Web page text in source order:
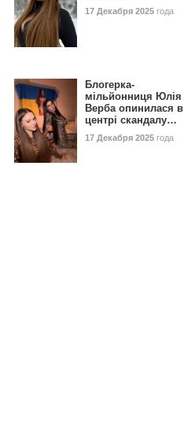
17 Декабря 2025 года
Блогерка-
мільйонниця Юлія
Верба опинилася в
центрі скандалу…
17 Декабря 2025 года